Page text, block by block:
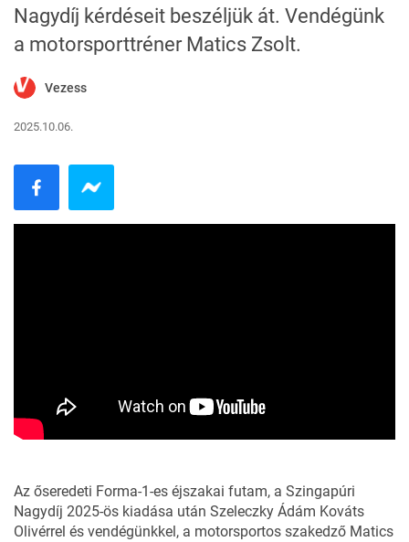
Nagydíj kérdéseit beszéljük át. Vendégünk
a motorsporttréner Matics Zsolt.
Vezess
2025.10.06.
Az őseredeti Forma-1-es éjszakai futam, a Szingapúri
Nagydíj 2025-ös kiadása után Szeleczky Ádám Kováts
Olivérrel és vendégünkkel, a motorsportos szakedző Matics